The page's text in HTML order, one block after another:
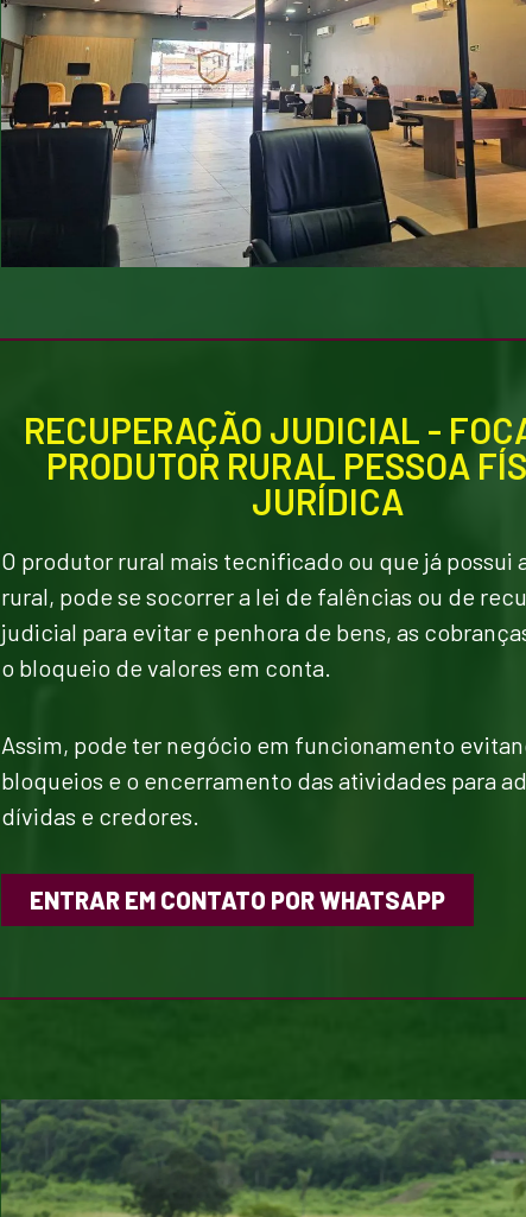
RECUPERAÇÃO JUDICIAL -
PRODUTOR RURAL PESSOA
JURÍDICA
O produtor rural mais tecnificado ou que já possui
rural, pode se socorrer a lei de falências ou de
judicial para evitar e penhora de bens, as
o bloqueio de valores em conta.
Assim, pode ter negócio em funcionamento
bloqueios e o encerramento das atividades para
dívidas e credores.
ENTRAR EM CONTATO POR WHATSAPP